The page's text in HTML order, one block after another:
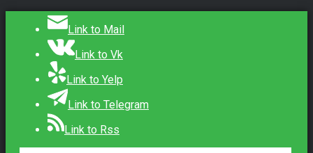
Link to Mail
Link to Vk
Link to Yelp
Link to Telegram
Link to Rss